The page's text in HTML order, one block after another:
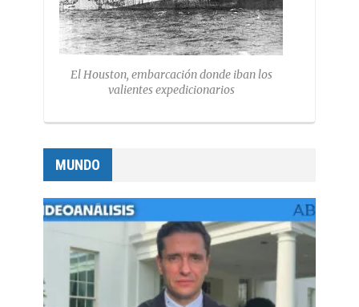
El Houston, embarcación donde iban los
valientes expedicionarios
MUNDO